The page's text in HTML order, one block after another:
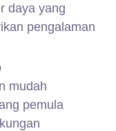
daya yang
pengalaman
mudah
pemula